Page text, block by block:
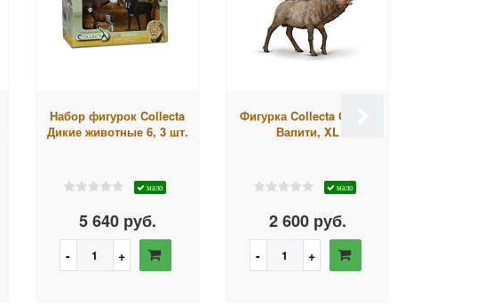
Набор фигурок Collecta
Дикие животные 6, 3 шт.
мало
5 640 руб.
Фигурка Collecta Олень
Вапити, XL
мало
2 600 руб.